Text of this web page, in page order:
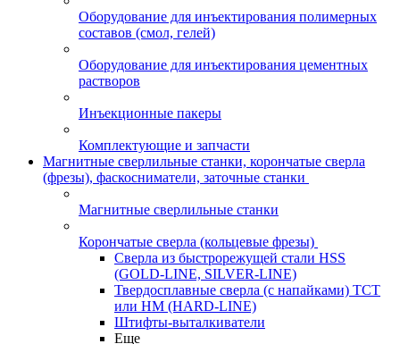
Оборудование для инъектирования полимерных
составов (смол, гелей)
Оборудование для инъектирования цементных
растворов
Инъекционные пакеры
Комплектующие и запчасти
Магнитные сверлильные станки, корончатые сверла
(фрезы), фаскосниматели, заточные станки
Магнитные сверлильные станки
Корончатые сверла (кольцевые фрезы)
Сверла из быстрорежущей стали HSS
(GOLD-LINE, SILVER-LINE)
Твердосплавные сверла (с напайками) ТСТ
или HM (HARD-LINE)
Штифты-выталкиватели
Еще